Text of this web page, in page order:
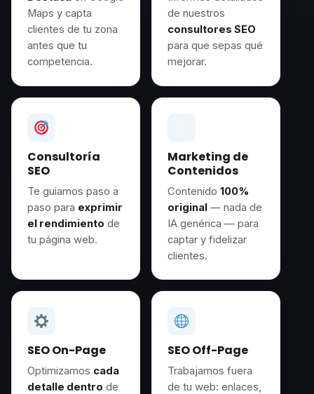
Maps y capta
clientes de tu zona
antes que tu
competencia.
de nuestros
consultores SEO
para que sepas qué
mejorar.
Consultoría
SEO
Te guiamos paso a
paso para exprimir
el rendimiento de
tu página web.
Marketing de
Contenidos
Contenido 100%
original— nada de
IA genérica — para
captar y fidelizar
clientes.
SEO On-Page
Optimizamos cada
detalle dentro de
SEO Off-Page
Trabajamos fuera
de tu web: enlaces,